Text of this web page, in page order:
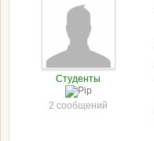
Студенты
2 сообщений